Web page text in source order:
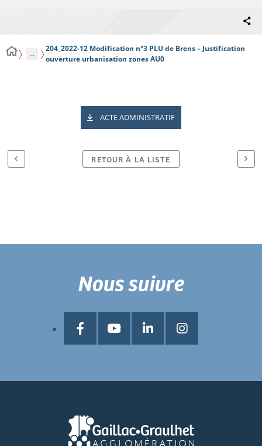
...
204_2022-12 Modification n°3 PLU de Brens – Justification
ouverture urbanisation zones AU0
ACTE ADMINISTRATIF
RETOUR À LA LISTE
Nous suivre